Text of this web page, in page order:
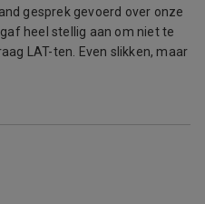
gesprek gevoerd over onze
heel stellig aan om niet te
LAT-ten. Even slikken, maar